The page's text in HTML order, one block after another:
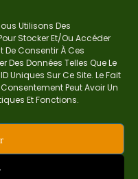
Utilisons Des
Stocker Et/ou Accéder
De Consentir À Ces
Des Données Telles Que Le
Uniques Sur Ce Site. Le Fait
Peut Avoir Un
Et Fonctions.
certifiée
je partage
à comprendre,
pas à pas.
ou au